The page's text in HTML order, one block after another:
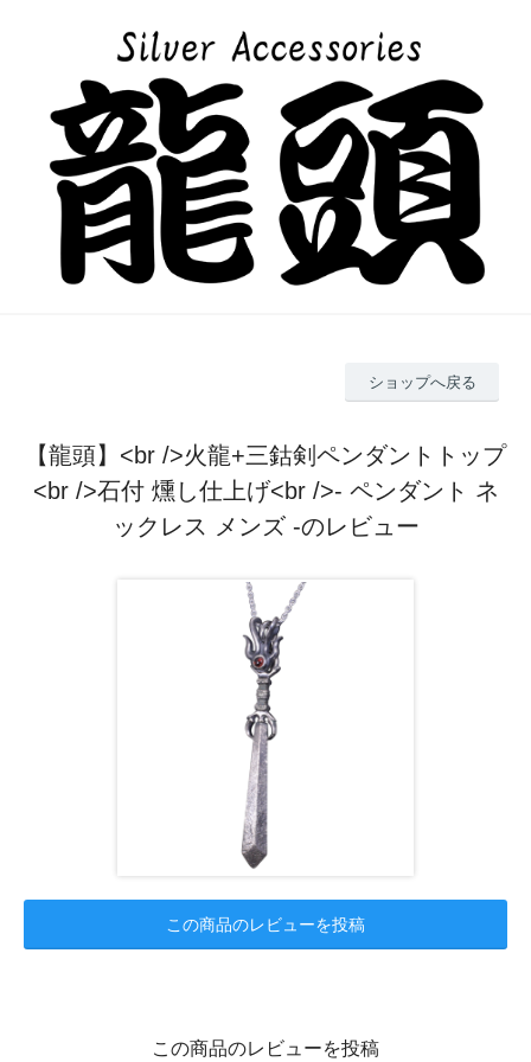
ショップへ戻る
【龍頭】<br />火龍+三鈷剣ペンダントトップ
<br />石付 燻し仕上げ<br />- ペンダント ネ
ックレス メンズ -のレビュー
この商品のレビューを投稿
この商品のレビューを投稿